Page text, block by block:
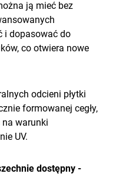
ją mieć bez
i dopasować do
co otwiera nowe
odcieni płytki
formowanej cegły,
warunki
UV.
dostępny -